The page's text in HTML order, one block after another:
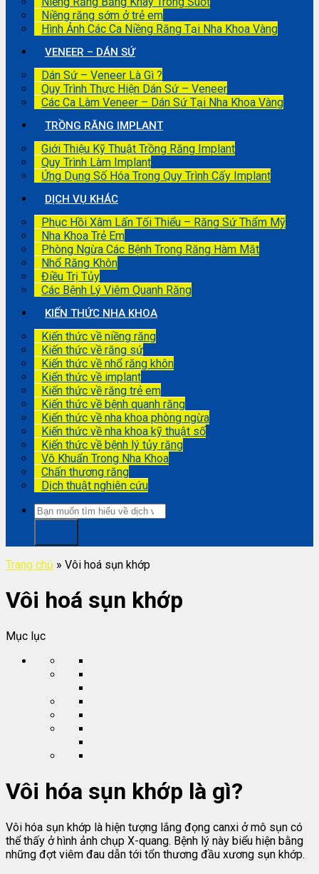
Niềng răng sớm ở trẻ em
Hình Ảnh Các Ca Niềng Răng Tại Nha Khoa Vàng
VENEER – DÁN SỨ
Dán Sứ – Veneer Là Gì ?
Quy Trình Thực Hiện Dán Sứ – Veneer
Các Ca Làm Veneer – Dán Sứ Tại Nha Khoa Vàng
TRỒNG RĂNG IMPLANT
Giới Thiệu Kỹ Thuật Trồng Răng Implant
Quy Trình Làm Implant
Ứng Dụng Số Hóa Trong Quy Trình Cấy Implant
DỊCH VỤ KHÁC
Phục Hồi Xâm Lấn Tối Thiểu – Răng Sứ Thẩm Mỹ
Nha Khoa Trẻ Em
Phòng Ngừa Các Bệnh Trong Răng Hàm Mặt
Nhổ Răng Khôn
Điều Trị Tủy
Các Bệnh Lý Viêm Quanh Răng
KIẾN THỨC NHA KHOA
Kiến thức về niềng răng
Kiến thức về răng sứ
Kiến thức về nhổ răng khôn
Kiến thức về implant
Kiến thức về răng trẻ em
Kiến thức về bệnh quanh răng
Kiến thức về nha khoa phòng ngừa
Kiến thức về nha khoa kỹ thuật số
Kiến thức về bệnh lý tủy răng
Vô Khuẩn Trong Nha Khoa
Chấn thương răng
Dịch thuật nghiên cứu
Trang chủ » Vôi hoá sụn khớp
Vôi hoá sụn khớp
Mục lục
Vôi hóa sụn khớp là gì?
Vôi hóa sụn khớp là hiện tượng lắng đọng canxi ở mô sụn có
thể thấy ở hình ảnh chụp X-quang. Bệnh lý này biểu hiện bằng
những đợt viêm đau dẫn tới tổn thương đầu xương sụn khớp.